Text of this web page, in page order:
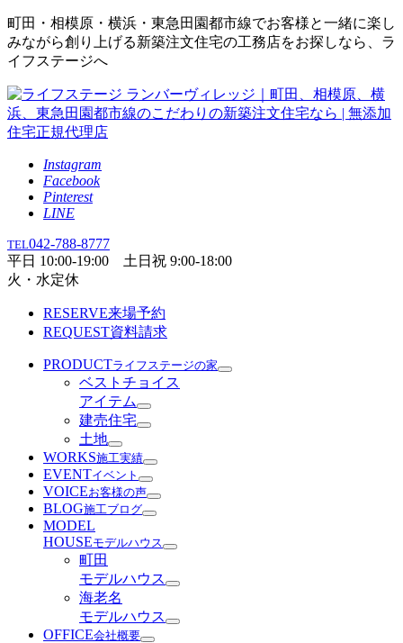
町田・相模原・横浜・東急田園都市線でお客様と一緒に楽し
みながら創り上げる新築注文住宅の工務店をお探しなら、ラ
イフステージへ
Instagram
Facebook
Pinterest
LINE
TEL042-788-8777
平日 10:00-19:00 土日祝 9:00-18:00
火・水定休
RESERVE来場予約
REQUEST資料請求
PRODUCTライフステージの家
ベストチョイス
アイテム
建売住宅
土地
WORKS施工実績
EVENTイベント
VOICEお客様の声
BLOG施工ブログ
MODEL
HOUSEモデルハウス
町田
モデルハウス
海老名
モデルハウス
OFFICE会社概要